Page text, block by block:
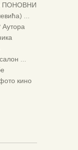
ПОНОВНИ
...
...
кино